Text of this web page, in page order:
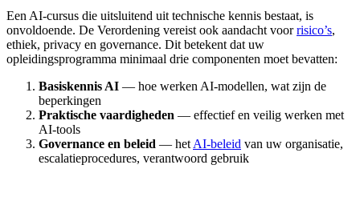
Een AI-cursus die uitsluitend uit technische kennis bestaat, is
onvoldoende. De Verordening vereist ook aandacht voorrisico’s,
ethiek, privacy en governance. Dit betekent dat uw
opleidingsprogramma minimaal drie componenten moet bevatten:
Basiskennis AI — hoe werken AI-modellen, wat zijn de
beperkingen
Praktische vaardigheden — effectief en veilig werken met
AI-tools
Governance en beleid — het AI-beleid van uw organisatie,
escalatieprocedures, verantwoord gebruik